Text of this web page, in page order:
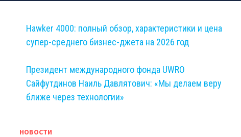
Hawker 4000: полный обзор, характеристики и цена
супер-среднего бизнес-джета на 2026 год
Президент международного фонда UWRO
Сайфутдинов Наиль Давлятович: «Мы делаем веру
ближе через технологии»
НОВОСТИ